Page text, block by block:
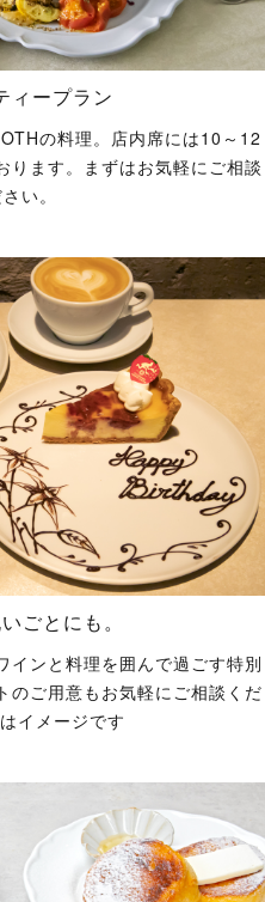
ィープラン
の料理。店内席には10～12
ります。まずはお気軽にご相談
い。
ごとにも。
インと料理を囲んで過ごす特別
のご用意もお気軽にご相談くだ
イメージです